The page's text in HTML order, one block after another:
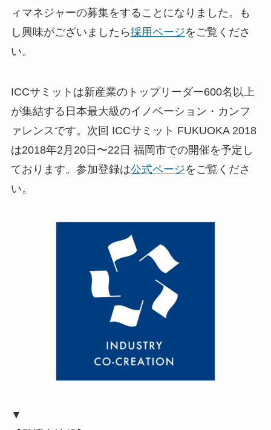
ィマネジャーの募集をすることになりました。も
し興味がございましたら採用ページをご覧くださ
い。
ICCサミットは新産業のトップリーダー600名以上
が集結する日本最大級のイノベーション・カンフ
ァレンスです。次回 ICCサミット FUKUOKA 2018
は2018年2月20日〜22日 福岡市での開催を予定し
ております。参加登録は公式ページをご覧くださ
い。
▼